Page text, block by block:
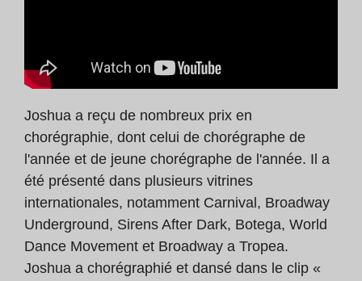
Joshua a reçu de nombreux prix en
chorégraphie, dont celui de chorégraphe de
l'année et de jeune chorégraphe de l'année. Il a
été présenté dans plusieurs vitrines
internationales, notamment Carnival, Broadway
Underground, Sirens After Dark, Botega, World
Dance Movement et Broadway a Tropea.
Joshua a chorégraphié et dansé dans le clip «